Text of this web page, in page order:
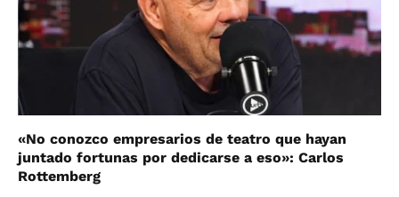
«No conozco empresarios de teatro que hayan
juntado fortunas por dedicarse a eso»: Carlos
Rottemberg